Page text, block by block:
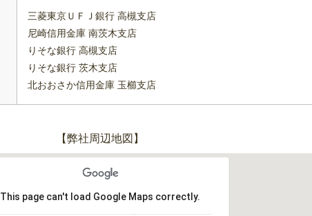
三菱東京ＵＦＪ銀行 高槻支店
尼崎信用金庫 南茨木支店
りそな銀行 高槻支店
りそな銀行 茨木支店
北おおさか信用金庫 玉櫛支店
【弊社周辺地図】
This page can't load Google Maps correctly.